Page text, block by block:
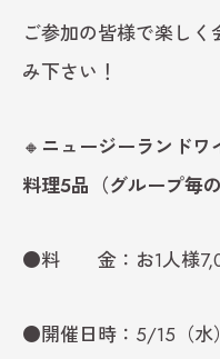
ご参加の皆様で楽し
み下さい！
🔸 ニュージーランド
料理5品（グループ毎
●料 金：お1人様
●開催日時：5/15